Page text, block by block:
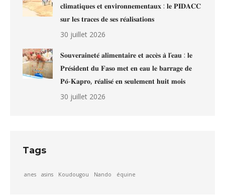
𝐜𝐥𝐢𝐦𝐚𝐭𝐢𝐪𝐮𝐞𝐬 𝐞𝐭 𝐞𝐧𝐯𝐢𝐫𝐨𝐧𝐧𝐞𝐦𝐞𝐧𝐭𝐚𝐮𝐱 : 𝐥𝐞 𝐏𝐈𝐃𝐀𝐂𝐂
𝐬𝐮𝐫 𝐥𝐞𝐬 𝐭𝐫𝐚𝐜𝐞𝐬 𝐝𝐞 𝐬𝐞𝐬 𝐫𝐞́𝐚𝐥𝐢𝐬𝐚𝐭𝐢𝐨𝐧𝐬
30 juillet 2026
𝐒𝐨𝐮𝐯𝐞𝐫𝐚𝐢𝐧𝐞𝐭𝐞́ 𝐚𝐥𝐢𝐦𝐞𝐧𝐭𝐚𝐢𝐫𝐞 𝐞𝐭 𝐚𝐜𝐜𝐞̀𝐬 𝐚̀ 𝐥’𝐞𝐚𝐮 : 𝐥𝐞
𝐏𝐫𝐞́𝐬𝐢𝐝𝐞𝐧𝐭 𝐝𝐮 𝐅𝐚𝐬𝐨 𝐦𝐞𝐭 𝐞𝐧 𝐞𝐚𝐮 𝐥𝐞 𝐛𝐚𝐫𝐫𝐚𝐠𝐞 𝐝𝐞
𝐏𝐨̂-𝐊𝐚𝐩𝐫𝐨, 𝐫𝐞́𝐚𝐥𝐢𝐬𝐞́ 𝐞𝐧 𝐬𝐞𝐮𝐥𝐞𝐦𝐞𝐧𝐭 𝐡𝐮𝐢𝐭 𝐦𝐨𝐢𝐬
30 juillet 2026
Tags
anes asins Koudougou Nando équine